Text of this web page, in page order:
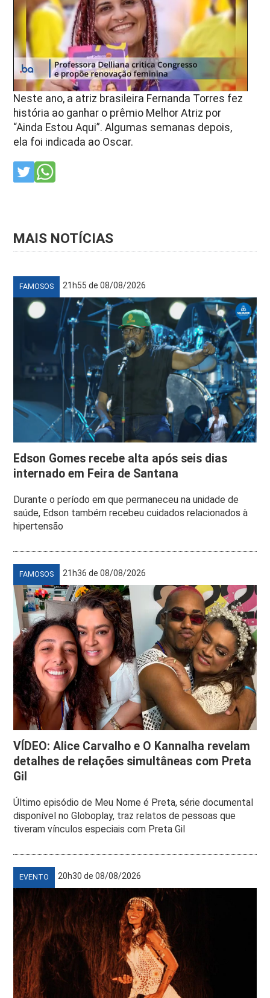
Neste ano, a atriz brasileira Fernanda Torres fez
história ao ganhar o prêmio Melhor Atriz por
“Ainda Estou Aqui”. Algumas semanas depois,
ela foi indicada ao Oscar.
MAIS NOTÍCIAS
FAMOSOS 21h55 de 08/08/2026
Edson Gomes recebe alta após seis dias
internado em Feira de Santana
Durante o período em que permaneceu na unidade de
saúde, Edson também recebeu cuidados relacionados à
hipertensão
FAMOSOS 21h36 de 08/08/2026
VÍDEO: Alice Carvalho e O Kannalha revelam
detalhes de relações simultâneas com Preta
Gil
Último episódio de Meu Nome é Preta, série documental
disponível no Globoplay, traz relatos de pessoas que
tiveram vínculos especiais com Preta Gil
EVENTO 20h30 de 08/08/2026